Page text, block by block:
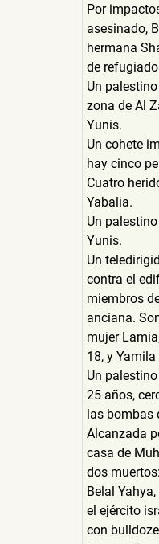
Por
asesinado,
hermana
de
Un
zona de Al
Yunis.
Un cohete
hay cinco
Cuatro
Yabalia.
Un
Yunis.
Un
contra el
miembros
anciana.
mujer
18, y
Un
25 años,
las bombas
Alcanzada
casa de
dos
Belal
el ejército
con